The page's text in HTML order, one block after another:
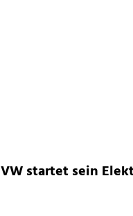
VW startet sein